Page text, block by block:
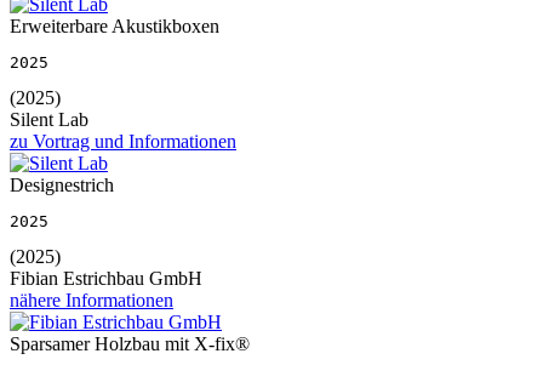
Erweiterbare Akustikboxen
2025
(2025)
Silent Lab
zu Vortrag und Informationen
Designestrich
2025
(2025)
Fibian Estrichbau GmbH
nähere Informationen
Sparsamer Holzbau mit X-fix®